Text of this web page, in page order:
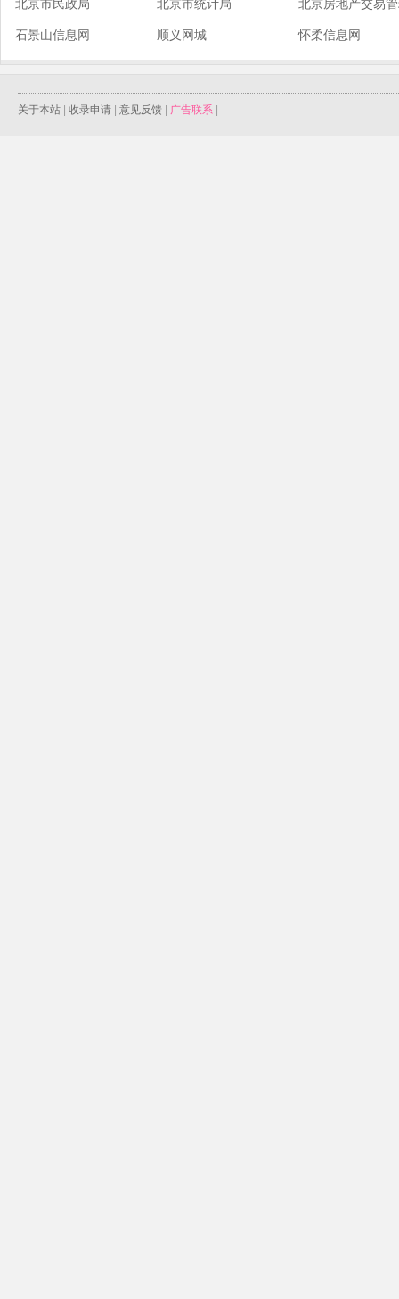
北京市民政局 北京市统计局 北京房地产交易
石景山信息网 顺义网城 怀柔信息网
关于本站 收录申请 意见反馈 广告联系